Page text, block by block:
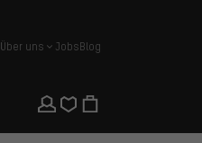
Über uns JobsBlog